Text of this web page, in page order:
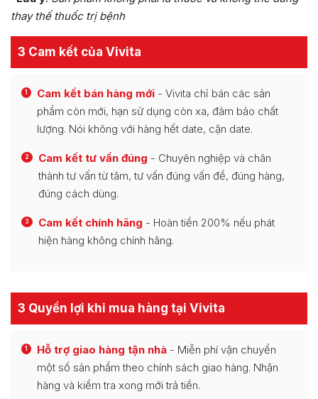
thay thế thuốc trị bệnh
3 Cam kết của Vivita
1 Cam kết bán hàng mới - Vivita chỉ bán các sản
phẩm còn mới, hạn sử dụng còn xa, đảm bảo chất
lượng. Nói không với hàng hết date, cận date.
2 Cam kết tư vấn đúng - Chuyên nghiệp và chân
thành tư vấn từ tâm, tư vấn đúng vấn đề, đúng hàng,
đúng cách dùng.
3 Cam kết chính hãng - Hoàn tiền 200% nếu phát
hiện hàng không chính hãng.
3 Quyền lợi khi mua hàng tại Vivita
1 Hỗ trợ giao hàng tận nhà - Miễn phí vận chuyển
một số sản phẩm theo chính sách giao hàng. Nhận
hàng và kiểm tra xong mới trả tiền.